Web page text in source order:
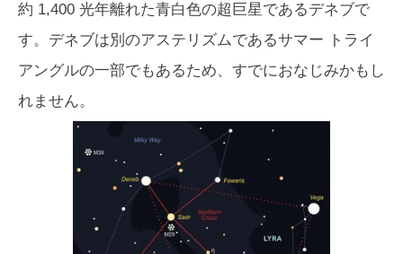
約 1,400 光年離れた青白色の超巨星であるデネブで
す。デネブは別のアステリズムであるサマー トライ
アングルの一部でもあるため、すでにおなじみかもし
れません。